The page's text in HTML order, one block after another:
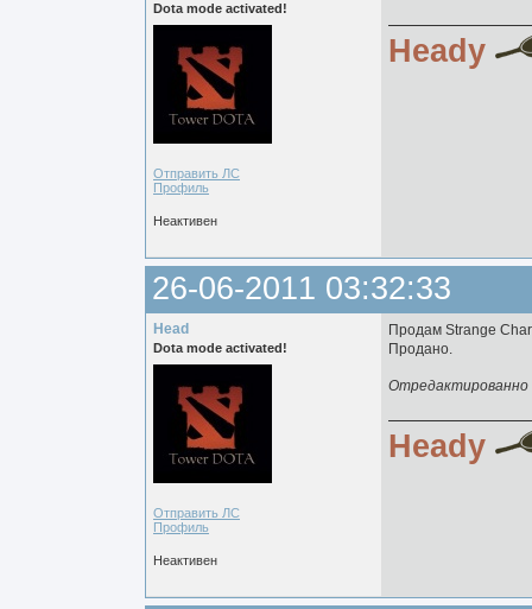
Dota mode activated!
Отправить ЛС
Профиль
Heady
Неактивен
26-06-2011 03:32:33
Head
Dota mode activated!
Отправить ЛС
Профиль
Продам Strange
Продано.
Отредактированно
Heady
Неактивен